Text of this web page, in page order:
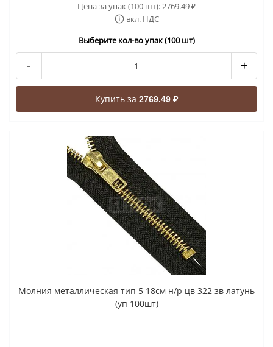
Цена за упак (100 шт):2769.49₽
вкл. НДС
Выберите кол-во упак (100 шт)
- +
Купить за 2769.49 ₽
Молния металлическая тип 5 18см н/р цв 322 зв латунь
(уп 100шт)